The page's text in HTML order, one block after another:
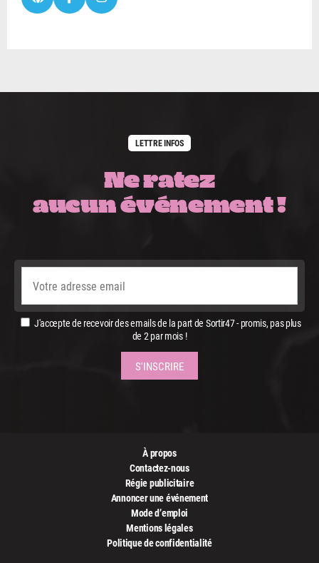
LETTRE INFOS
Ne ratez
aucun événement !
J'accepte de recevoir des emails de la part de Sortir47 - promis, pas plus
de 2 par mois !
À propos
Contactez-nous
Régie publicitaire
Annoncer une événement
Mode d’emploi
Mentions légales
Politique de confidentialité